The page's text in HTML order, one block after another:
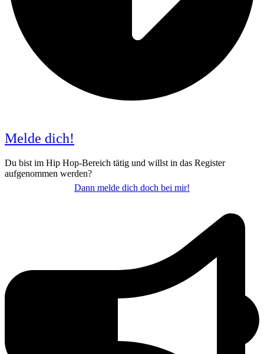
Melde dich!
Du bist im Hip Hop-Bereich tätig und willst in das Register
aufgenommen werden?
Dann melde dich doch bei mir!